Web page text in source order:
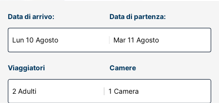
Data di arrivo:
Lun 10 Agosto
Data di partenza:
Mar 11 Agosto
Viaggiatori Camere
2 Adulti 1 Camera